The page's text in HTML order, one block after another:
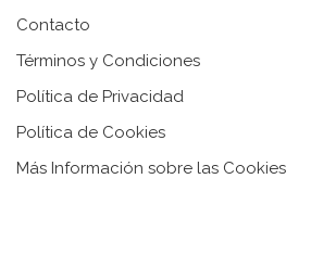
Contacto
Términos y Condiciones
Política de Privacidad
Política de Cookies
Más Información sobre las Cookies